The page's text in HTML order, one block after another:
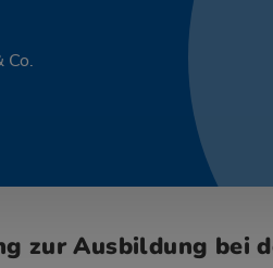
Co.
zur Ausbildung bei